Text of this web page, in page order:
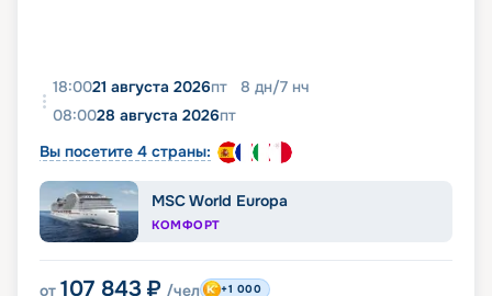
18:0021 августа 2026пт 8 дн/7 нч
08:0028 августа 2026пт
Вы посетите 4 страны:
MSC World Europa
КОМФОРТ
от 107 843 ₽ /чел +1 000